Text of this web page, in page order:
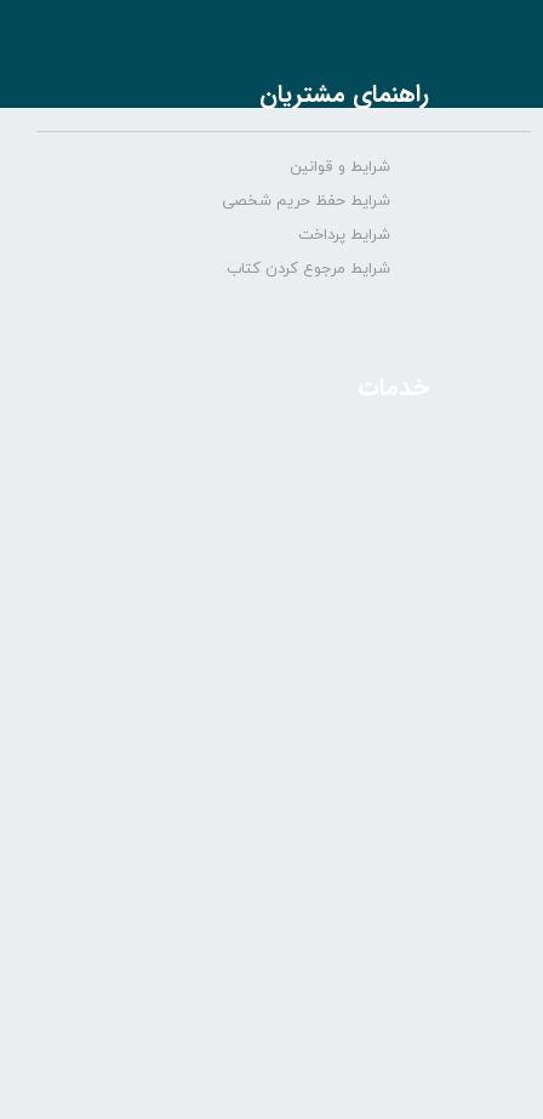
راهنمای مشتریان
شرایط و قوانین
شرایط حفظ حریم شخصی
شرایط پرداخت
شرایط مرجوع کردن کتاب